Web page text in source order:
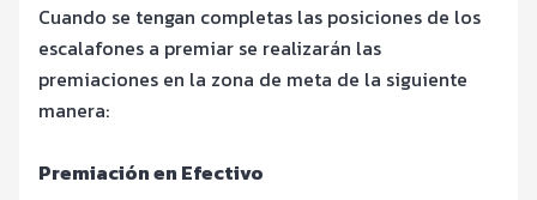
Cuando se tengan completas las posiciones de los
escalafones a premiar se realizarán las
premiaciones en la zona de meta de la siguiente
manera:
Premiación en Efectivo